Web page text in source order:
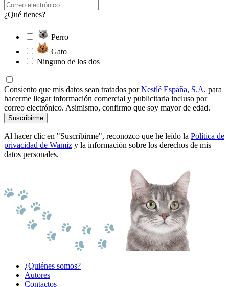
¿Qué tienes?
Perro
Gato
Ninguno de los dos
Consiento que mis datos sean tratados porNestlé España, S.A. para
hacerme llegar información comercial y publicitaria incluso por
correo electrónico. Asimismo, confirmo que soy mayor de edad.
Suscribirme
Al hacer clic en "Suscribirme", reconozco que he leído la Política de
privacidad de Wamiz y la información sobre los derechos de mis
datos personales.
¿Quiénes somos?
Autores
Contactos